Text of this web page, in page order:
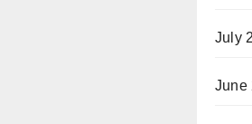
July
June